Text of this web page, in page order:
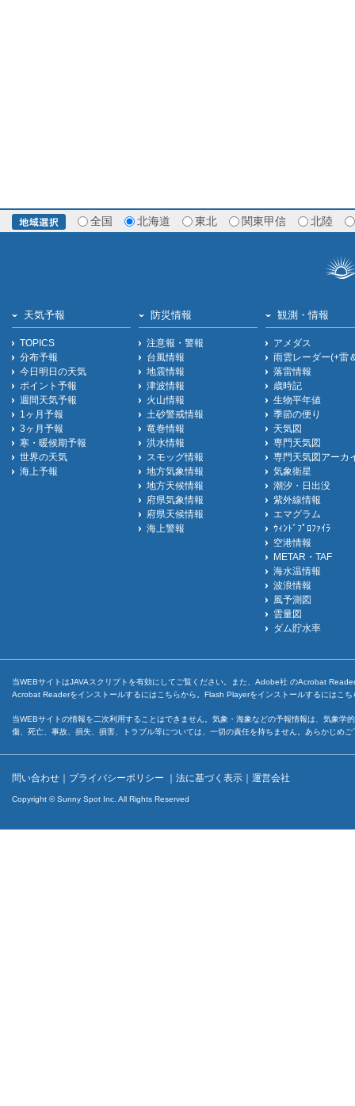
全国 北海道 東北 関東甲信 北陸
天気予報
TOPICS
分布予報
今日明日の天気
ポイント予報
週間天気予報
1ヶ月予報
3ヶ月予報
寒・暖候期予報
世界の天気
海上予報
防災情報
注意報・警報
台風情報
地震情報
津波情報
火山情報
土砂警戒情報
竜巻情報
洪水情報
スモッグ情報
地方気象情報
地方天候情報
府県気象情報
府県天候情報
海上警報
観測・情報
アメダス
雨雲レーダー(+雷
落雷情報
歳時記
生物平年値
季節の便り
天気図
専門天気図
専門天気図アーカ
気象衛星
潮汐・日出没
紫外線情報
エマグラム
ｳｨﾝﾄﾞﾌﾟﾛﾌｧｲﾗ
空港情報
METAR・TAF
海水温情報
波浪情報
風予測図
雲量図
ダム貯水率
当WEBサイトはJAVAスクリプトを有効にしてご覧ください。また、Adobe社 のAcrobat
Acrobat Readerをインストールするには こちらから。Flash Playerをインストールするには こち
当WEBサイトの情報を二次利用することはできません。気象・海象などの予報情報は、気象
傷、死亡、事故、損失、損害、トラブル等については、一切の責任を持ちません。あらかじめ
問い合わせ ｜ プライバシーポリシー ｜ 法に基づく表示 ｜ 運営会社
Copyright © Sunny Spot Inc. All Rights Reserved